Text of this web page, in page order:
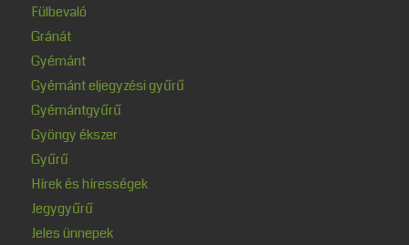
Fülbevaló
Gránát
Gyémánt
Gyémánt eljegyzési gyűrű
Gyémántgyűrű
Gyöngy ékszer
Gyűrű
Hírek és hírességek
Jegygyűrű
Jeles ünnepek